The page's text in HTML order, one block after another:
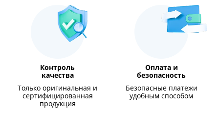
Контроль
качества
Только оригинальная и
сертифицированная
продукция
Оплата и
безопасность
Безопасные платежи
удобным способом